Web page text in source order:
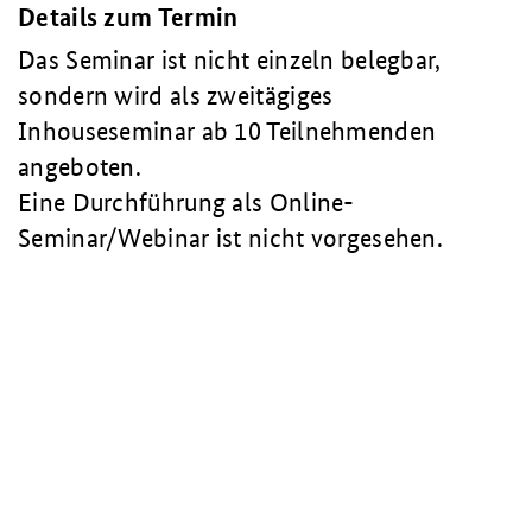
Details zum Termin
Das Seminar ist nicht einzeln belegbar,
sondern wird als zweitägiges
Inhouseseminar ab 10 Teilnehmenden
angeboten.
Eine Durchführung als Online-
Seminar/Webinar ist nicht vorgesehen.